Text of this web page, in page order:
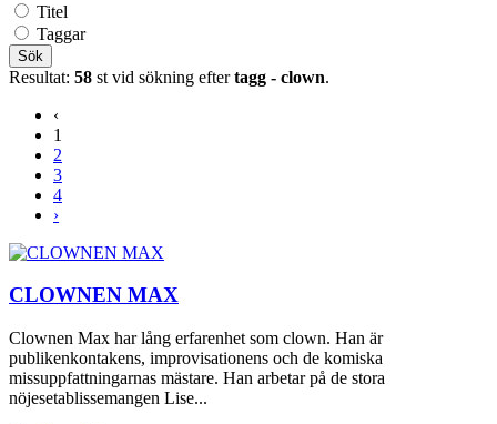
Titel
Taggar
Sök
Resultat: 58 st vid sökning eftertagg - clown.
‹
1
2
3
4
›
CLOWNEN MAX
Clownen Max har lång erfarenhet som clown. Han är
publikenkontakens, improvisationens och de komiska
missuppfattningarnas mästare. Han arbetar på de stora
nöjesetablissemangen Lise...